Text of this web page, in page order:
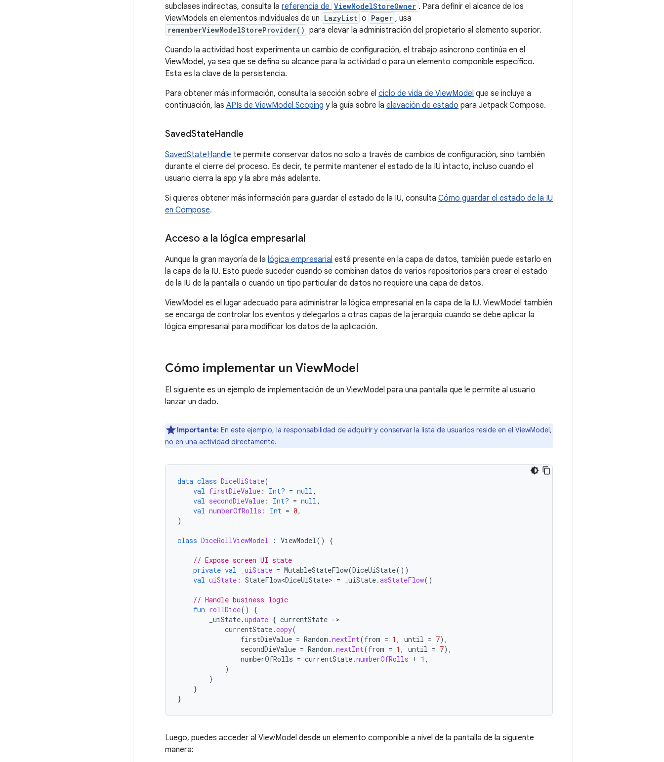
subclases indirectas, consulta la referencia de ViewModelStoreOwner . Para definir el alcance de los
ViewModels en elementos individuales de un LazyList o Pager , usa
rememberViewModelStoreProvider() para elevar la administración del propietario al elemento superior.
Cuando la actividad host experimenta un cambio de configuración, el trabajo asíncrono continúa en el
ViewModel, ya sea que se defina su alcance para la actividad o para un elemento componible específico.
Esta es la clave de la persistencia.
Para obtener más información, consulta la sección sobre el ciclo de vida de ViewModel que se incluye a
continuación, las APIs de ViewModel Scoping y la guía sobre la elevación de estado para Jetpack Compose.
SavedStateHandle
SavedStateHandle te permite conservar datos no solo a través de cambios de configuración, sino también
durante el cierre del proceso. Es decir, te permite mantener el estado de la IU intacto, incluso cuando el
usuario cierra la app y la abre más adelante.
Si quieres obtener más información para guardar el estado de la IU, consulta Cómo guardar el estado de la IU
en Compose.
Acceso a la lógica empresarial
Aunque la gran mayoría de la lógica empresarial está presente en la capa de datos, también puede estarlo en
la capa de la IU. Esto puede suceder cuando se combinan datos de varios repositorios para crear el estado
de la IU de la pantalla o cuando un tipo particular de datos no requiere una capa de datos.
ViewModel es el lugar adecuado para administrar la lógica empresarial en la capa de la IU. ViewModel también
se encarga de controlar los eventos y delegarlos a otras capas de la jerarquía cuando se debe aplicar la
lógica empresarial para modificar los datos de la aplicación.
Cómo implementar un ViewModel
El siguiente es un ejemplo de implementación de un ViewModel para una pantalla que le permite al usuario
lanzar un dado.
Importante: En este ejemplo, la responsabilidad de adquirir y conservar la lista de usuarios reside en el ViewModel,
no en una actividad directamente.
data class DiceUiState(
val firstDieValue : Int? = null,
val secondDieValue : Int? = null,
val numberOfRolls : Int = 0,
)
class DiceRollViewModel : ViewModel() {
// Expose screen UI state
private val _uiState = MutableStateFlow(DiceUiState())
val uiState : StateFlow<DiceUiState> = _uiState.asStateFlow()
// Handle business logic
fun rollDice()
{
_uiState.update { currentState -
currentState.copy(
firstDieValue = Random .nextInt(from = 1 , until = 7),
secondDieValue = Random .nextInt(from = 1 , until = 7),
numberOfRolls = currentState.numberOfRolls + 1 ,
)
}
}
}
Luego, puedes acceder al ViewModel desde un elemento componible a nivel de la pantalla de la siguiente
manera: